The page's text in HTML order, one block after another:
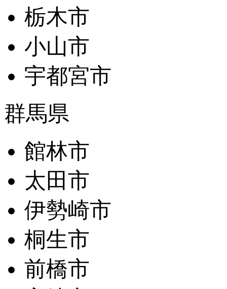
栃木市
小山市
宇都宮市
群馬県
館林市
太田市
伊勢崎市
桐生市
前橋市